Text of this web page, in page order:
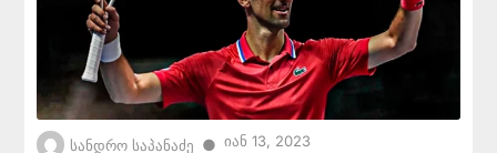
სანდრო საპანაძე ● Იან 13, 2023